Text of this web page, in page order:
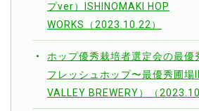
プver）ISHINOMAKI HOP
WORKS（2023.10.22）
ホップ優秀栽培者選定会の最優
フレッシュホップ〜最優秀圃場
VALLEY BREWERY）（